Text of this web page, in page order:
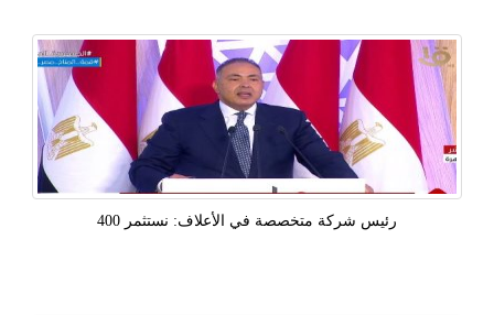
رئيس شركة متخصصة في الأعلاف: نستثمر 400